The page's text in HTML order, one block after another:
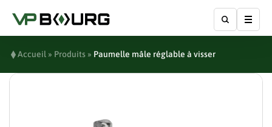
Accueil » Produits » Paumelle mâle réglable à visser